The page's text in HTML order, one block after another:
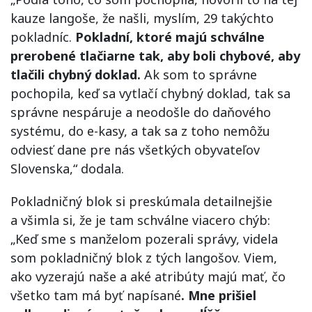
kauze langoše, že našli, myslím, 29 takýchto
pokladníc. Pokladní, ktoré majú schválne
prerobené tlačiarne tak, aby boli chybové, aby
tlačili chybný doklad. Ak som to správne
pochopila, keď sa vytlačí chybný doklad, tak sa
správne nespáruje a neodošle do daňového
systému, do e-kasy, a tak sa z toho nemôžu
odviesť dane pre nás všetkých obyvateľov
Slovenska,“ dodala.
Pokladničný blok si preskúmala detailnejšie
a všimla si, že je tam schválne viacero chýb:
„Keď sme s manželom pozerali správy, videla
som pokladničný blok z tých langošov. Viem,
ako vyzerajú naše a aké atribúty majú mať, čo
všetko tam má byť napísané. Mne prišiel